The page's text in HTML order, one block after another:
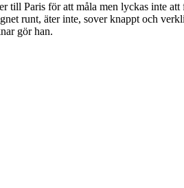
Paris för att måla men lyckas inte
runt, äter inte, sover knappt och
gör han.